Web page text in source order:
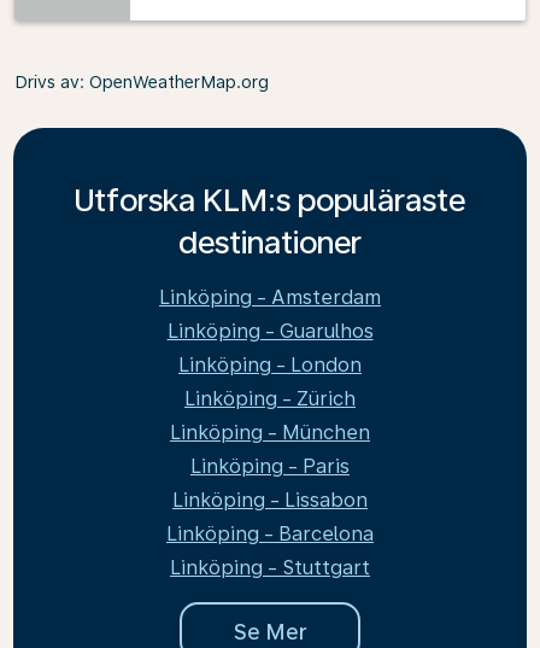
Drivs av: OpenWeatherMap.org
Utforska KLM:s populäraste
destinationer
Linköping - Amsterdam
Linköping - Guarulhos
Linköping - London
Linköping - Zürich
Linköping - München
Linköping - Paris
Linköping - Lissabon
Linköping - Barcelona
Linköping - Stuttgart
Se Mer